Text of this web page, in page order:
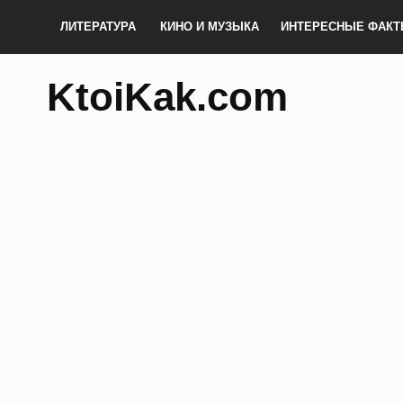
ЛИТЕРАТУРА КИНО И МУЗЫКА ИНТЕРЕСНЫЕ
KtoiKak.com